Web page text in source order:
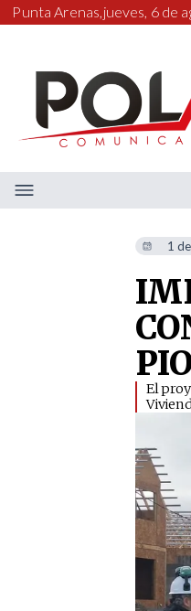
Punta Arenas,jueves, 6 de
1
​El